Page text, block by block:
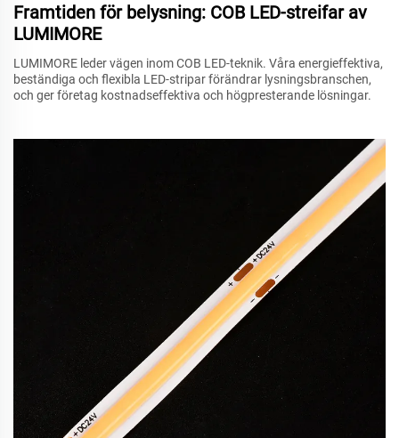
Framtiden för belysning: COB LED-streifar av
LUMIMORE
LUMIMORE leder vägen inom COB LED-teknik. Våra energieffektiva,
beständiga och flexibla LED-stripar förändrar lysningsbranschen,
och ger företag kostnadseffektiva och högpresterande lösningar.